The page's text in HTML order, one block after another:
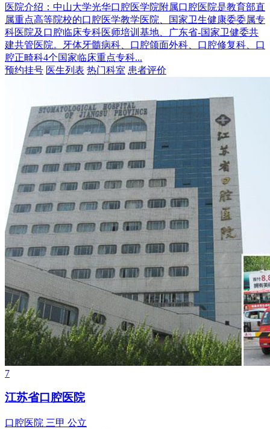
医院介绍： 中山大学光华口腔医学院附属口腔医院是教育部直
属重点高等院校的口腔医学教学医院、国家卫生健康委委属专
科医院及口腔临床专科医师培训基地、广东省-国家卫健委共
建共管医院。牙体牙髓病科、口腔颌面外科、口腔修复科、口
腔正畸科4个国家临床重点专科...
预约挂号 医生列表 热门科室 患者评价
7
江苏省口腔医院
口腔医院 三甲 公立